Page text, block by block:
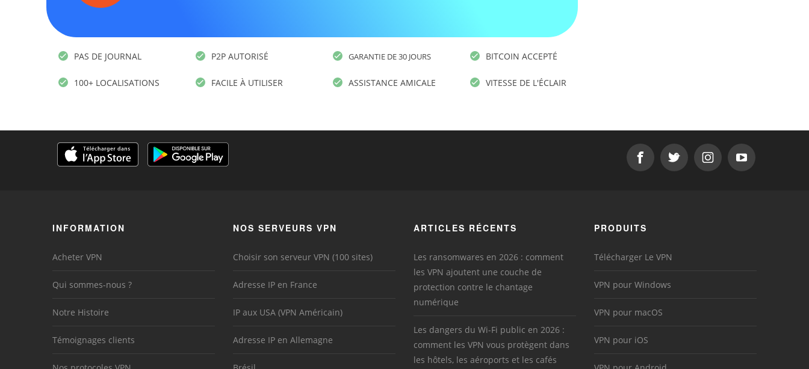
PAS DE JOURNAL
100+ LOCALISATIONS
P2P AUTORISÉ
FACILE À UTILISER
GARANTIE DE 30 JOURS
ASSISTANCE AMICALE
BITCOIN ACCEPTÉ
VITESSE DE L'ÉCLAIR
INFORMATION
Acheter VPN
Qui sommes-nous ?
Notre Histoire
Témoignages clients
NOS SERVEURS VPN
Choisir son serveur VPN (100 sites)
Adresse IP en France
IP aux USA (VPN Américain)
Adresse IP en Allemagne
ARTICLES RÉCENTS
Les ransomwares en 2026 : comment
les VPN ajoutent une couche de
protection contre le chantage
numérique
Les dangers du Wi-Fi public en 2026 :
comment les VPN vous protègent dans
les hôtels, les aéroports et les cafés
PRODUITS
Télécharger Le VPN
VPN pour Windows
VPN pour macOS
VPN pour iOS